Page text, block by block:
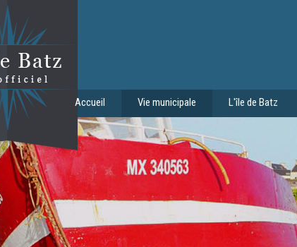
Accueil Vie municipale L'île de Batz